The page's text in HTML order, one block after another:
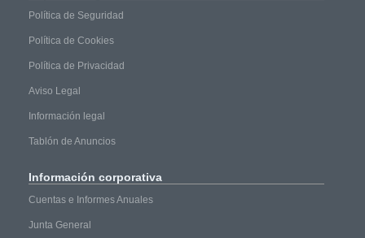
Política de Seguridad
Política de Cookies
Política de Privacidad
Aviso Legal
Información legal
Tablón de Anuncios
Información corporativa
Cuentas e Informes Anuales
Junta General